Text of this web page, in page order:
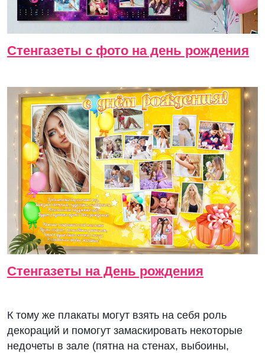
Стенгазеты с фото на день рождения
Стенгазеты на День рождения
К тому же плакаты могут взять на себя роль
декораций и помогут замаскировать некоторые
недочеты в зале (пятна на стенах, выбоины,